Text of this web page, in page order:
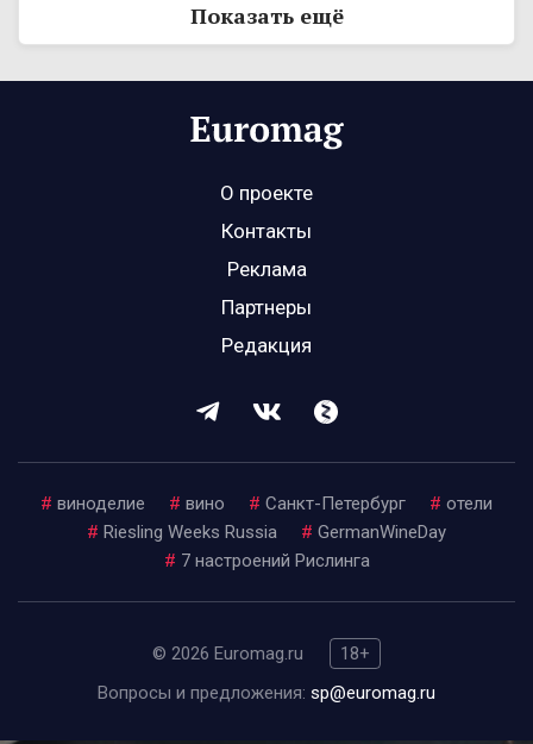
Показать ещё
О проекте
Контакты
Реклама
Партнеры
Редакция
# виноделие # вино # Санкт-Петербург # отели
# Riesling Weeks Russia # GermanWineDay
# 7 настроений Рислинга
© 2026 Euromag.ru
18+
Вопросы и предложения: sp@euromag.ru